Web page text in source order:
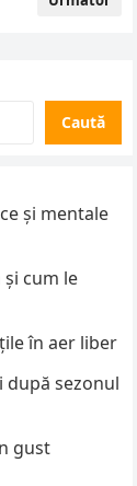
Caută
și mentale
cum le
în aer liber
sezonul
gust